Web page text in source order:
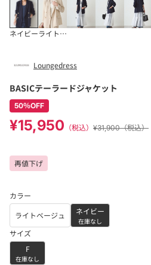
ネイビーライトベージュ
Loungedress
BASICテーラードジャケット
50％OFF
¥15,950 （税込） ¥31,900（税込）
再値下げ
カラー
ライトベージュ
ネイビー
在庫なし
サイズ
F
在庫なし